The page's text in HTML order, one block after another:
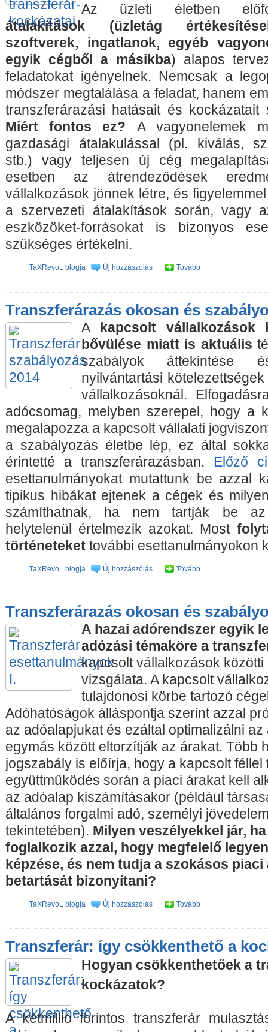
Az üzleti életben
átalakítások (üzletág
szoftverek, ingatlanok, egyéb
egyik cégből a másikba) alapos
feladatokat igényelnek. Nemcsak a
módszer megtalálása a feladat, hanem
transzferárazási hatásait és kockázatait
Miért fontos ez? A vagyonelemek
gazdasági átalakulással (pl. kiválás,
stb.) vagy teljesen új cég
esetben az átrendeződések
vállalkozások jönnek létre, és
a szervezeti átalakítások során, vagy
eszközöket-forrásokat is bizonyos
szükséges értékelni.
TaXRevoL blogja Új hozzászólás Tovább
Transzferárazás okosan és
A kapcsolt vállalkozások
bővülése miatt is aktuális
szabályok áttekintése
nyilvántartási
vállalkozásoknál.
adócsomag, melyben szerepel, hogy a
megalapozza a kapcsolt vállalati
a szabályozás életbe lép, ez által
érintetté a transzferárazásban. Előző
esettanulmányokat mutattunk be azzal
tipikus hibákat ejtenek a cégek és
számíthatnak, ha nem tartják be
helytelenül értelmezik azokat. Most
történeteket további esettanulmányokon
TaXRevoL blogja Új hozzászólás Tovább
Transzferárazás okosan és
A hazai adórendszer egyik
adózási témaköre a
kapcsolt vállalkozások
vizsgálata. A kapcsolt
tulajdonosi körbe tartozó
Adóhatóságok álláspontja szerint azzal
az adóalapjukat és ezáltal optimalizálni
egymás között eltorzítják az árakat. Több
jogszabály is előírja, hogy a kapcsolt féllel
együttműködés során a piaci árakat kell
az adóalap kiszámításakor (például
általános forgalmi adó, személyi
tekintetében). Milyen veszélyekkel jár,
foglalkozik azzal, hogy megfelelő
képzése, és nem tudja a szokásos piaci
betartását bizonyítani?
TaXRevoL blogja Új hozzászólás Tovább
Transzferár: így csökkenthető a
Hogyan csökkenthetőek a
kockázatok?
A kétmillió forintos transzferár